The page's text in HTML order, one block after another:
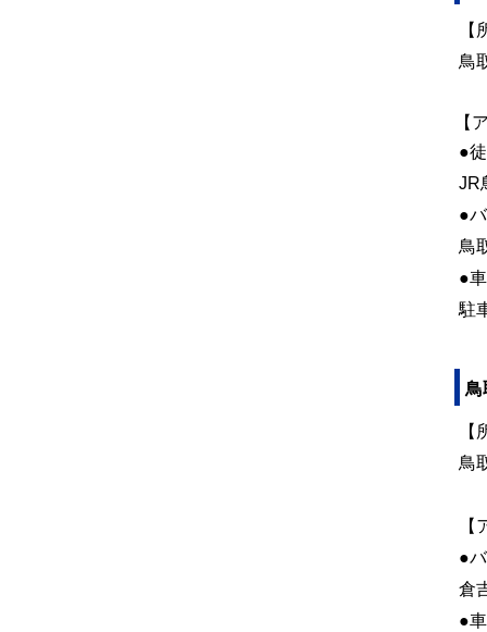
【
鳥
【
●
JR
●
鳥
●車
駐
鳥
【
鳥
【
●
倉
●車